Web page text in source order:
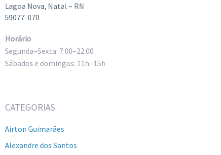
Lagoa Nova, Natal – RN
59077-070
Horário
Segunda–Sexta: 7:00–22:00
Sábados e domingos: 11h–15h
CATEGORIAS
Airton Guimarães
Alexandre dos Santos